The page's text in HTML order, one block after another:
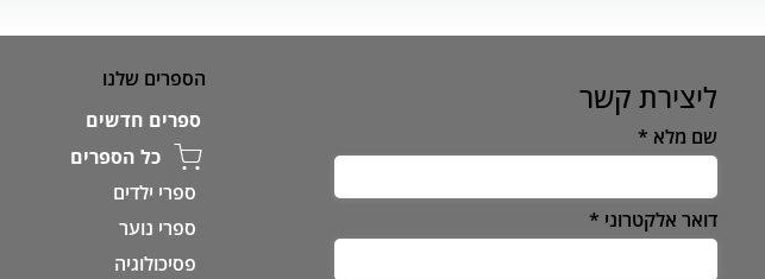
ליצירת קשר
שם מלא
דואר אלקטרוני
הספרים שלנו
ספרים חדשים
כל הספרים
ספרי ילדים
ספרי נוער
פסיכולוגיה